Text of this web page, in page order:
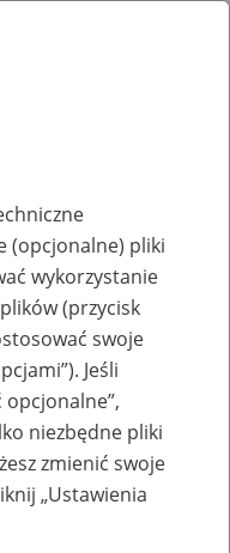
nie została znaleziona.
404
(opcjonalne) pliki
wykorzystanie
(przycisk
swoje
Jeśli
opcjonalne”,
niezbędne pliki
zmienić swoje
„Ustawienia